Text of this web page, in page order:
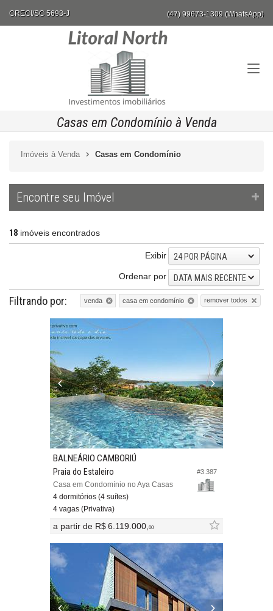
CRECI/SC 5693-J (47) 99673-1309 (WhatsApp)
Casas em Condomínio à Venda
Imóveis à Venda Casas em Condomínio
Encontre seu Imóvel
18 imóveis encontrados
Exibir
24 POR PÁGINA
Ordenar por
DATA MAIS RECENTE
Filtrando por: venda casa em condomínio remover todos
#3.387
BALNEÁRIO CAMBORIÚ
Praia do Estaleiro
Casa em Condomínio no Aya Casas
4 dormitórios (4 suítes)
4 vagas (Privativa)
a partir de R$ 6.119.000,00